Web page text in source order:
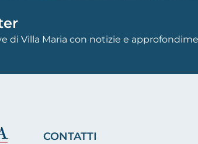
di Villa Maria con notizie e
CONTATTI